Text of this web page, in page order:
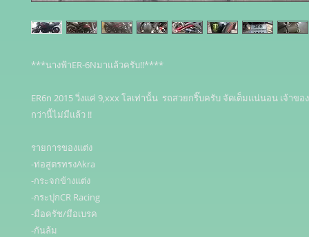
***นางฟ้าER-6Nมาแล้วครับ!!****
ER6n 2015 วิ่งแค่ 9,xxx โลเท่านั้น  รถสวยกริ๊บครับ จัดเต็มแน่นอน เจ้าขอ
กว่านี้ไม่มีแล้ว !!
รายการของแต่ง
-ท่อสูตรทรงAkra
-กระจกข้างแต่ง
-กระปุกCR Racing
-มือครัช/มือเบรค
-กันล้ม